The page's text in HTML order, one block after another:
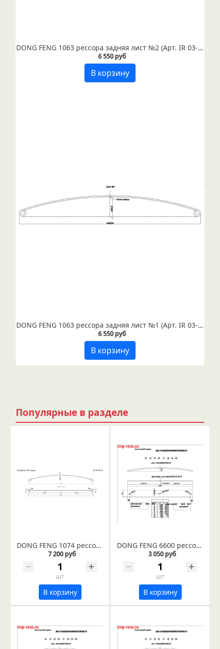
DONG FENG 1063 рессора задняя лист №2 (Арт. IR 03-03-02)
6 550 руб
В корзину
DONG FENG 1063 рессора задняя лист №1 (Арт. IR 03-03-01)
6 550 руб
В корзину
Популярные в разделе
DONG FENG 1074 рессора передняя лист №1 (коренной) (Арт. IR 03-06-01)
7 200 руб
шт
В корзину
DONG FENG 6600 рессора задняя лист № 7 (Арт. IR 03-10-07)
3 050 руб
шт
В корзину